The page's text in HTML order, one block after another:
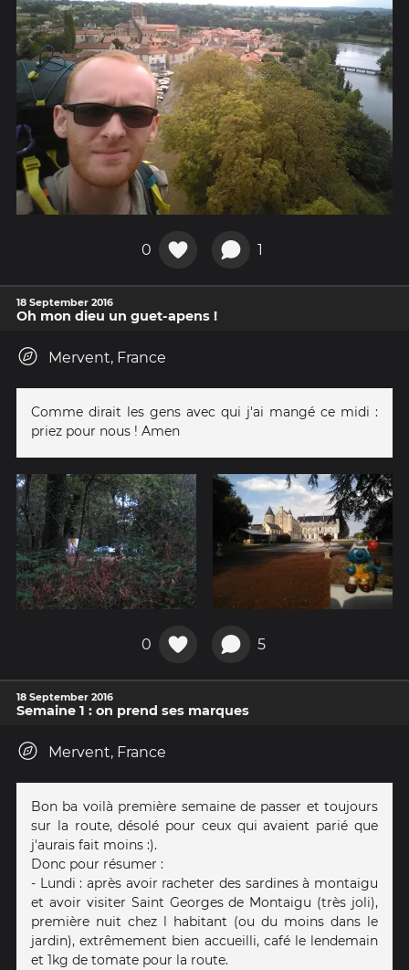
0 1
18 September 2016
Oh mon dieu un guet-apens !
Mervent, France
Comme dirait les gens avec qui j'ai mangé ce midi :
priez pour nous ! Amen
0 5
18 September 2016
Semaine 1 : on prend ses marques
Mervent, France
Bon ba voilà première semaine de passer et toujours
sur la route, désolé pour ceux qui avaient parié que
j'aurais fait moins :).
Donc pour résumer :
- Lundi : après avoir racheter des sardines à montaigu
et avoir visiter Saint Georges de Montaigu (très joli),
première nuit chez l habitant (ou du moins dans le
jardin), extrêmement bien accueilli, café le lendemain
et 1kg de tomate pour la route.